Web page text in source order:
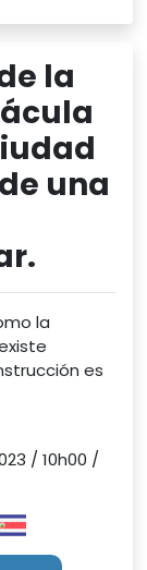
la
una
la
es
/ 10h00 /